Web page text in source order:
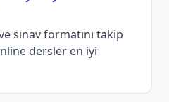
sınav formatını takip
dersler en iyi